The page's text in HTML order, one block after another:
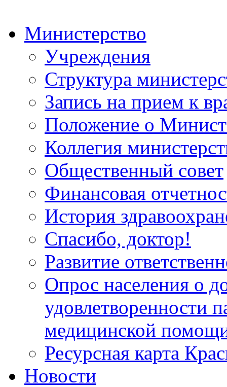
Министерство
Учреждения
Структура
Запись на прием к
Положение о
Коллегия
Общественный совет
Финансовая
История
Спасибо, доктор!
Развитие
Опрос населения о
удовлетворенности
медицинской
Ресурсная карта
Новости